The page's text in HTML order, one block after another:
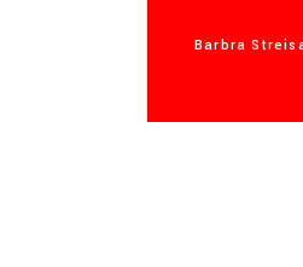
Barbra